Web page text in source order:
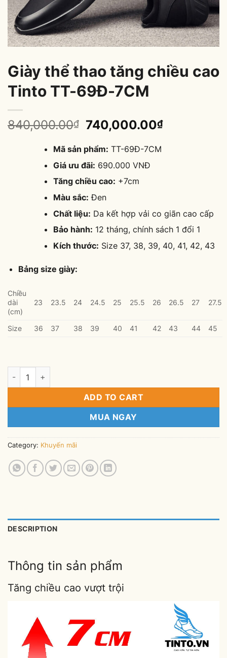
Giày thể thao tăng chiều cao
Tinto TT-69Đ-7CM
840,000.00₫
Original
price
was:
840,000.00₫.
740,000.00₫Current
Mã sản phẩm: TT-69Đ-7CM
Giá ưu đãi: 690.000 VNĐ
Tăng chiều cao: +7cm
Màu sắc: Đen
Chất liệu: Da kết hợp vải co giãn cao cấp
Bảo hành: 12 tháng, chính sách 1 đổi 1
Kích thước: Size 37, 38, 39, 40, 41, 42, 43
Bảng size giày:
Chiều
dài
(cm)
23 23.5 24 24.5 25 25.5 26 26.5 27 27.5
Size 36 37 38 39 40 41 42 43 44 45
Giày thể thao tăng chiều cao Tinto TT-69Đ-7CM quantity
ADD TO CART
MUA NGAY
Category: Khuyến mãi
DESCRIPTION
Thông tin sản phẩm
Tăng chiều cao vượt trội